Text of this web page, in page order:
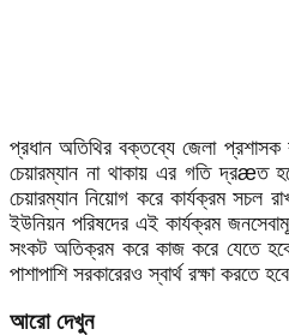
প্রধান অতিথির বক্তব্যে জেলা প্রশাসক
চেয়ারম্যান না থাকায় এর গতি দ্রæত
চেয়ারম্যান নিয়োগ করে কার্যক্রম সচল
ইউনিয়ন পরিষদের এই কার্যক্রম
সংকট অতিক্রম করে কাজ করে যেতে
পাশাপাশি সরকারেরও স্বার্থ রক্ষা করতে
আরো দেখুন